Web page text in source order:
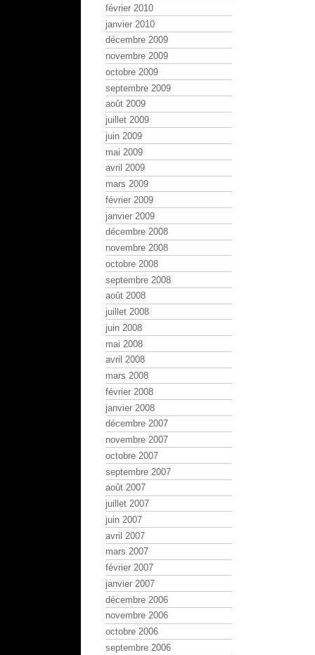
février 2010
janvier 2010
décembre 2009
novembre 2009
octobre 2009
septembre 2009
août 2009
juillet 2009
juin 2009
mai 2009
avril 2009
mars 2009
février 2009
janvier 2009
décembre 2008
novembre 2008
octobre 2008
septembre 2008
août 2008
juillet 2008
juin 2008
mai 2008
avril 2008
mars 2008
février 2008
janvier 2008
décembre 2007
novembre 2007
octobre 2007
septembre 2007
août 2007
juillet 2007
juin 2007
avril 2007
mars 2007
février 2007
janvier 2007
décembre 2006
novembre 2006
octobre 2006
septembre 2006